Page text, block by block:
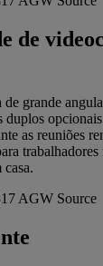
de
grande
duplos
as reuniões
trabalhadores
casa.